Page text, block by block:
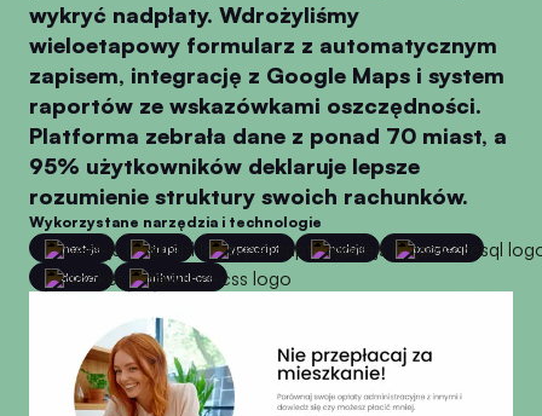
wykryć nadpłaty. Wdrożyliśmy
wieloetapowy formularz z automatycznym
zapisem, integrację z Google Maps i system
raportów ze wskazówkami oszczędności.
Platforma zebrała dane z ponad 70 miast, a
95% użytkowników deklaruje lepsze
rozumienie struktury swoich rachunków.
Wykorzystane narzędzia i technologie
next-js strapi typescript nodejs
postgresql
docker
tailwind-css